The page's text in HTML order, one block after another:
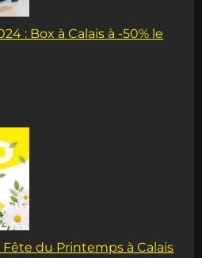
: Box à Calais à -50% le
du Printemps à Calais